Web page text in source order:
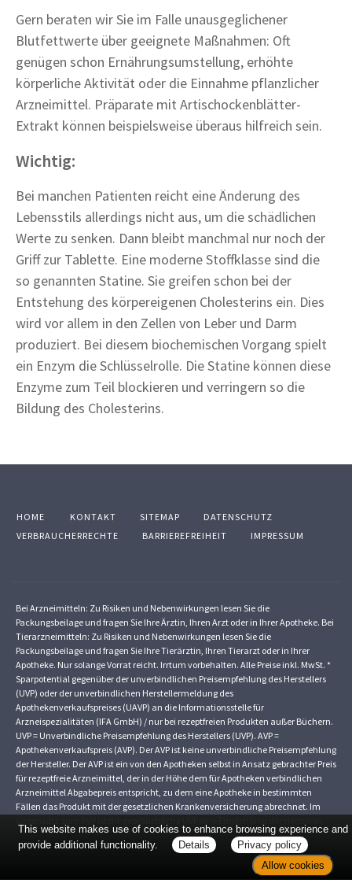
Gern beraten wir Sie im Falle unausgeglichener
Blutfettwerte über geeignete Maßnahmen: Oft
genügen schon Ernährungsumstellung, erhöhte
körperliche Aktivität oder die Einnahme pflanzlicher
Arzneimittel. Präparate mit Artischockenblätter-
Extrakt können beispielsweise überaus hilfreich sein.
Wichtig:
Bei manchen Patienten reicht eine Änderung des
Lebensstils allerdings nicht aus, um die schädlichen
Werte zu senken. Dann bleibt manchmal nur noch der
Griff zur Tablette. Eine moderne Stoffklasse sind die
so genannten Statine. Sie greifen schon bei der
Entstehung des körpereigenen Cholesterins ein. Dies
wird vor allem in den Zellen von Leber und Darm
produziert. Bei diesem biochemischen Vorgang spielt
ein Enzym die Schlüsselrolle. Die Statine können diese
Enzyme zum Teil blockieren und verringern so die
Bildung des Cholesterins.
HOME KONTAKT SITEMAP
DATENSCHUTZ
VERBRAUCHERRECHTE
BARRIEREFREIHEIT IMPRESSUM
Bei Arzneimitteln: Zu Risiken und Nebenwirkungen lesen Sie die
Packungsbeilage und fragen Sie Ihre Ärztin, Ihren Arzt oder in Ihrer Apotheke. Bei
Tierarzneimitteln: Zu Risiken und Nebenwirkungen lesen Sie die
Packungsbeilage und fragen Sie Ihre Tierärztin, Ihren Tierarzt oder in Ihrer
Apotheke. Nur solange Vorrat reicht. Irrtum vorbehalten. Alle Preise inkl. MwSt. *
Sparpotential gegenüber der unverbindlichen Preisempfehlung des Herstellers
(UVP) oder der unverbindlichen Herstellermeldung des
Apothekenverkaufspreises (UAVP) an die Informationsstelle für
Arzneispezialitäten (IFA GmbH) / nur bei rezeptfreien Produkten außer Büchern.
UVP = Unverbindliche Preisempfehlung des Herstellers (UVP). AVP =
Apothekenverkaufspreis (AVP). Der AVP ist keine unverbindliche Preisempfehlung
der Hersteller. Der AVP ist ein von den Apotheken selbst in Ansatz gebrachter Preis
für rezeptfreie Arzneimittel, der in der Höhe dem für Apotheken verbindlichen
Arzneimittel Abgabepreis entspricht, zu dem eine Apotheke in bestimmten
Fällen das Produkt mit der gesetzlichen Krankenversicherung abrechnet. Im
This website makes use of cookies to enhance browsing experience and
provide additional functionality.
Details
Privacy policy
Allow cookies